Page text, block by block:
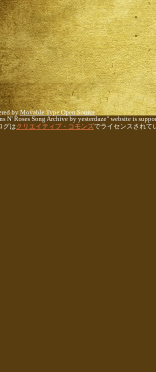
byMovable Type Open Source
N' Roses Song Archive by yesterdaze" website is
グはクリエイティブ・コモンズでライセンスされて